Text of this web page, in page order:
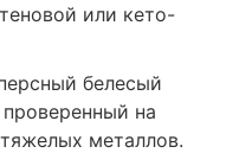
или кето-
белесый
на
металлов.